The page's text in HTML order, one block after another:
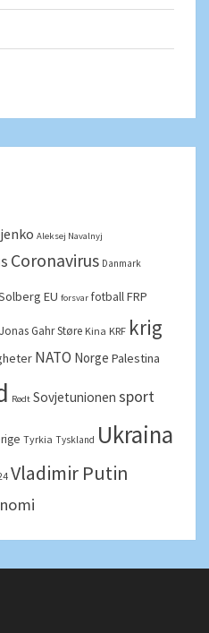
Aleksej Navalnyj
Coronavirus Danmark
EU forsvar fotballFRP
Jonas Gahr Støre Kina KRF krig
NATO Norge Palestina
Rødt Sovjetunionen sport
Tyrkia Tyskland Ukraina
Vladimir Putin